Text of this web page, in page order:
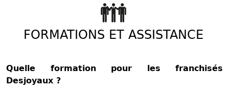
FORMATIONS ET ASSISTANCE
Quelle formation pour les franchisés
Desjoyaux ?